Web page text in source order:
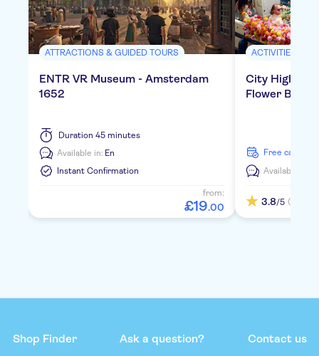
ATTRACTIONS & GUIDED TOURS
ENTR VR Museum - Amsterdam
1652
Duration 45 minutes
Available in: En
Instant Confirmation
from:
£19.00
ACTIVITIES
City
Flower Boat
free
Available in:
3.8/5 (1)
Shop Finder Ask a question? Contact us